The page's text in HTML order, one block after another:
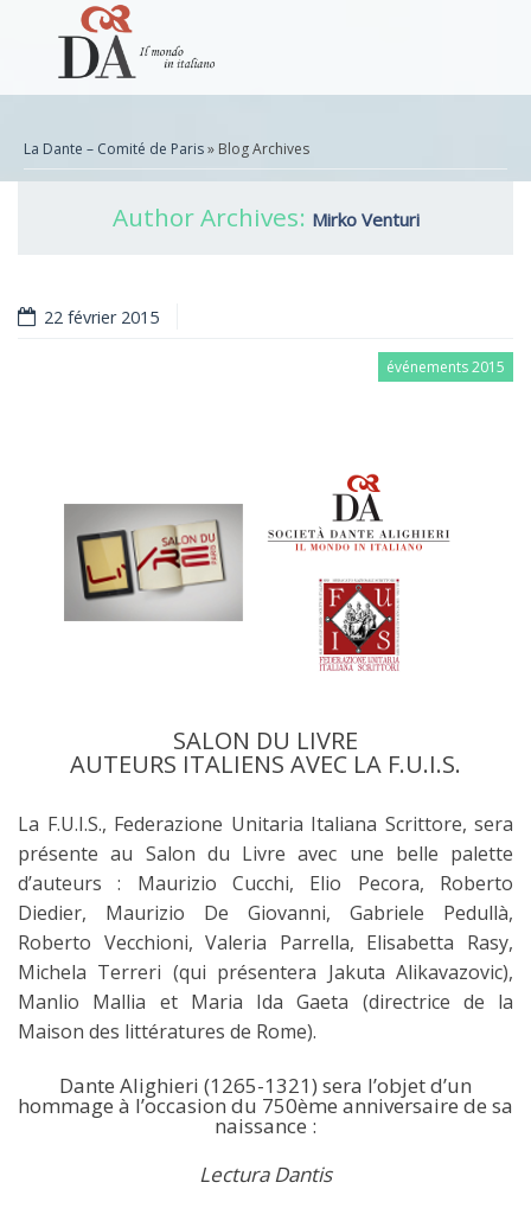
La Dante – Comité de Paris» Blog Archives
Author Archives: Mirko Venturi
22 février 2015
événements 2015
SALON DU LIVRE
AUTEURS ITALIENS AVEC LA F.U.I.S.
La F.U.I.S., Federazione Unitaria Italiana Scrittore, sera
présente au Salon du Livre avec une belle palette
d’auteurs : Maurizio Cucchi, Elio Pecora, Roberto
Diedier, Maurizio De Giovanni, Gabriele Pedullà,
Roberto Vecchioni, Valeria Parrella, Elisabetta Rasy,
Michela Terreri (qui présentera Jakuta Alikavazovic),
Manlio Mallia et Maria Ida Gaeta (directrice de la
Maison des littératures de Rome).
Dante Alighieri (1265-1321) sera l’objet d’un
hommage à l’occasion du 750ème anniversaire de sa
naissance :
Lectura Dantis